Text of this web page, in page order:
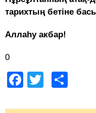
тарихтың бетіне
Аллаһу акбар!
0
Facebook
Twitter